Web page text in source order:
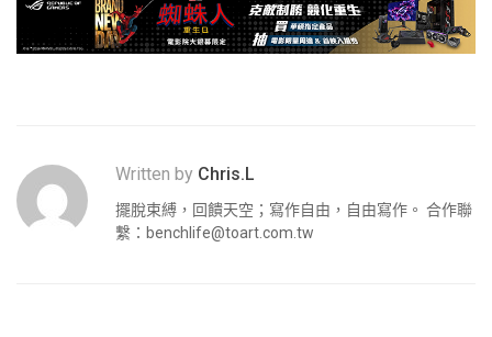
Written by Chris.L
擺脫束縛，回饋天空；寫作自由，自由寫作。 合作聯
繫： benchlife@toart.com.tw